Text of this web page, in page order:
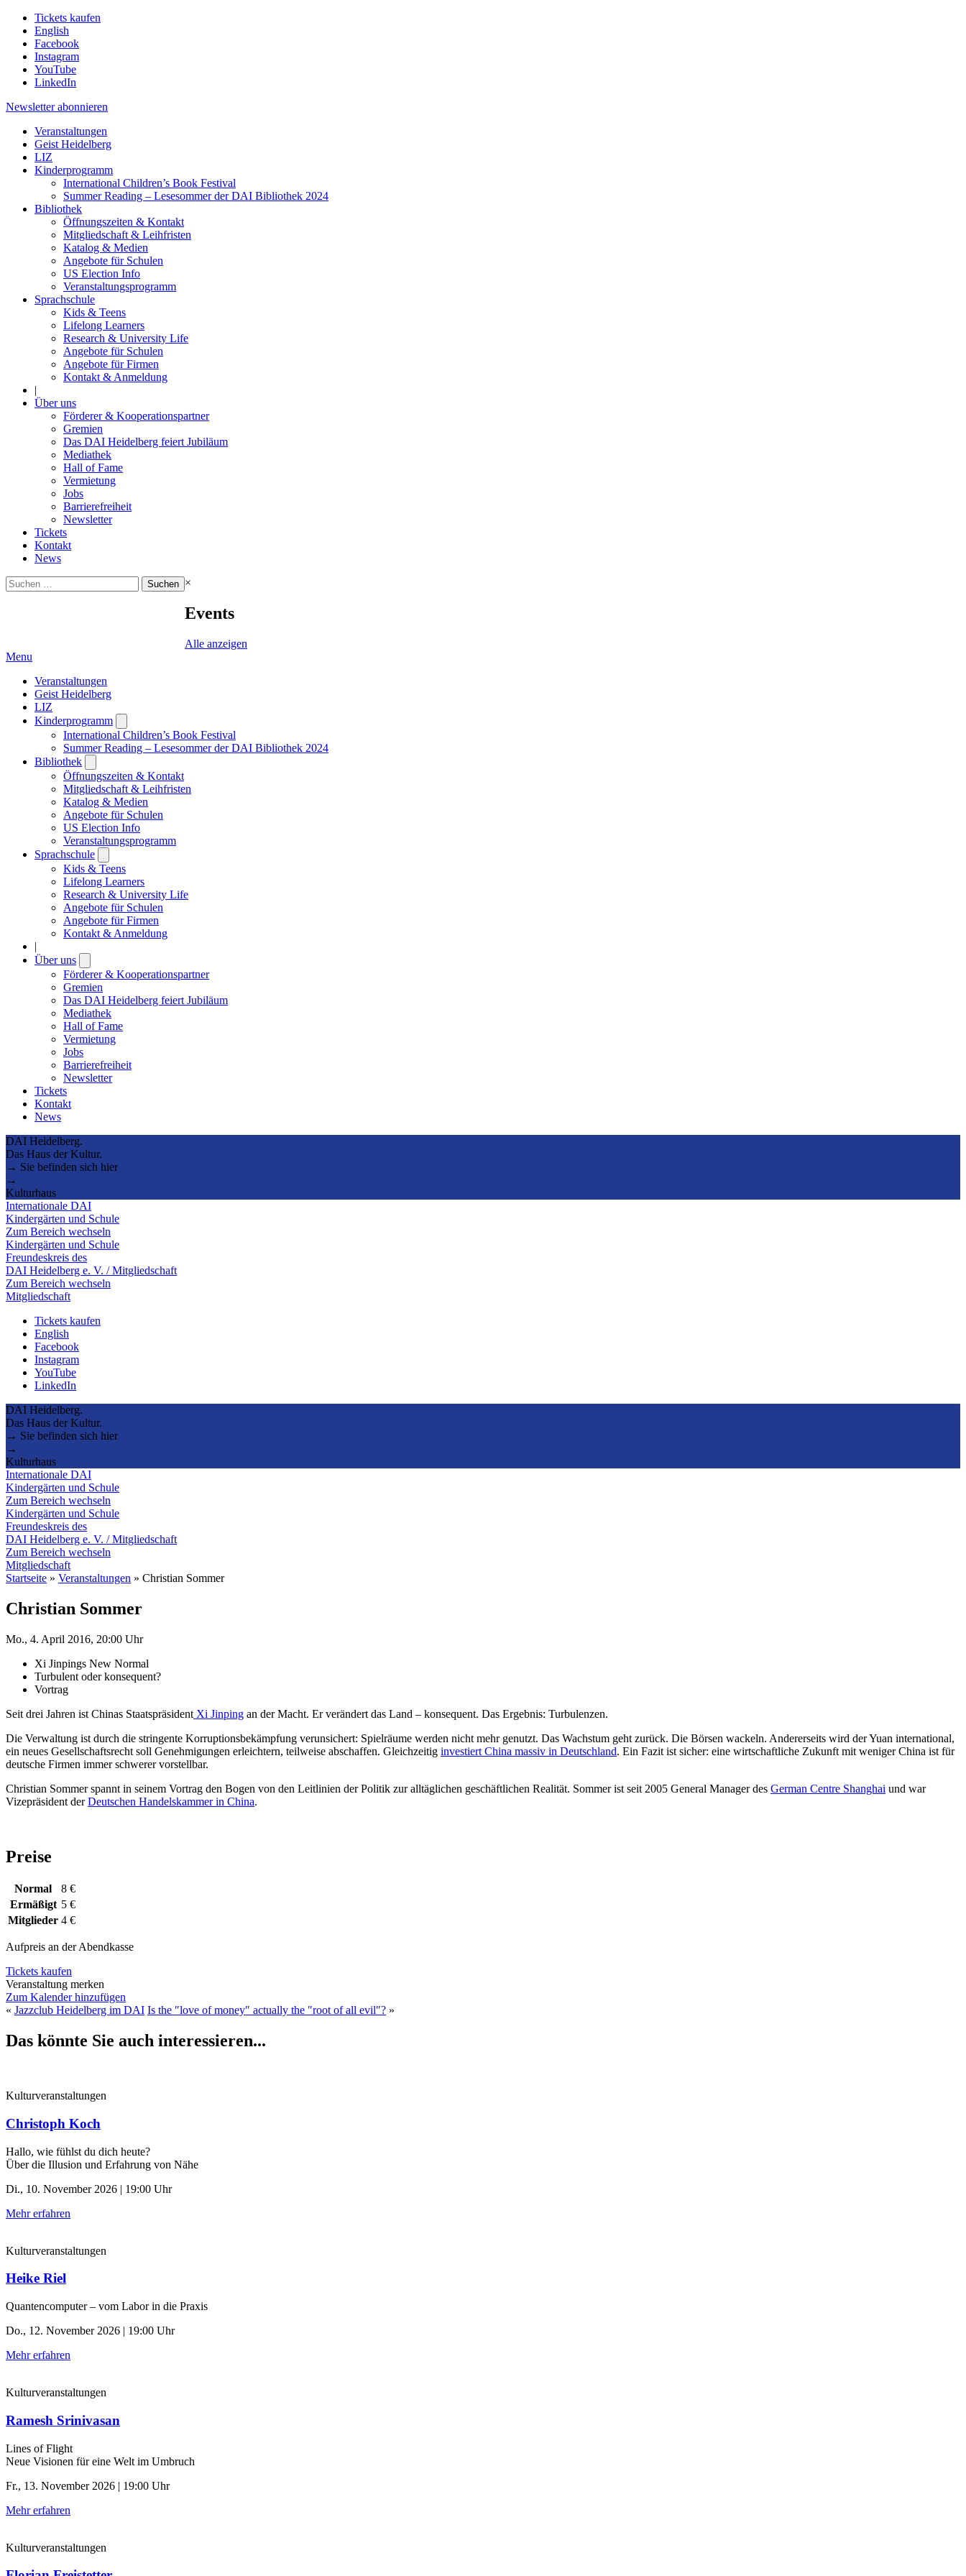
Tickets kaufen
English
Facebook
Instagram
YouTube
LinkedIn
Newsletter abonnieren
Veranstaltungen
Geist Heidelberg
LIZ
Kinderprogramm
International Children’s Book Festival
Summer Reading – Lesesommer der DAI Bibliothek 2024
Bibliothek
Öffnungszeiten & Kontakt
Mitgliedschaft & Leihfristen
Katalog & Medien
Angebote für Schulen
US Election Info
Veranstaltungsprogramm
Sprachschule
Kids & Teens
Lifelong Learners
Research & University Life
Angebote für Schulen
Angebote für Firmen
Kontakt & Anmeldung
|
Über uns
Förderer & Kooperationspartner
Gremien
Das DAI Heidelberg feiert Jubiläum
Mediathek
Hall of Fame
Vermietung
Jobs
Barrierefreiheit
Newsletter
Tickets
Kontakt
News
Suchen
nach:
×
Events
Alle anzeigen
Menu
Veranstaltungen
Geist Heidelberg
LIZ
Kinderprogramm
submenu
International Children’s Book Festival
Summer Reading – Lesesommer der DAI Bibliothek 2024
Bibliothek
submenu
Öffnungszeiten & Kontakt
Mitgliedschaft & Leihfristen
Katalog & Medien
Angebote für Schulen
US Election Info
Veranstaltungsprogramm
Sprachschule
submenu
Kids & Teens
Lifelong Learners
Research & University Life
Angebote für Schulen
Angebote für Firmen
Kontakt & Anmeldung
|
Über uns
submenu
Förderer & Kooperationspartner
Gremien
Das DAI Heidelberg feiert Jubiläum
Mediathek
Hall of Fame
Vermietung
Jobs
Barrierefreiheit
Newsletter
Tickets
Kontakt
News
DAI Heidelberg.
Das Haus der Kultur.
→ Sie befinden sich hier
→
Kulturhaus
Internationale DAI
Kindergärten und Schule
Zum Bereich wechseln
Kindergärten und Schule
Freundeskreis des
DAI Heidelberg e. V. / Mitgliedschaft
Zum Bereich wechseln
Mitgliedschaft
Tickets kaufen
English
Facebook
Instagram
YouTube
LinkedIn
DAI Heidelberg.
Das Haus der Kultur.
→ Sie befinden sich hier
→
Kulturhaus
Internationale DAI
Kindergärten und Schule
Zum Bereich wechseln
Kindergärten und Schule
Freundeskreis des
DAI Heidelberg e. V. / Mitgliedschaft
Zum Bereich wechseln
Mitgliedschaft
Startseite » Veranstaltungen » Christian Sommer
Christian Sommer
Mo., 4. April 2016, 20:00 Uhr
Xi Jinpings New Normal
Turbulent oder konsequent?
Vortrag
Seit drei Jahren ist Chinas Staatspräsident Xi Jinping an der Macht. Er verändert das Land – konsequent. Das Ergebnis: Turbulenzen.
Die Verwaltung ist durch die stringente Korruptionsbekämpfung verunsichert: Spielräume werden nicht mehr genutzt. Das Wachstum geht zurück. Die Börsen wackeln. Andererseits wird der Yuan international,
ein neues Gesellschaftsrecht soll Genehmigungen erleichtern, teilweise abschaffen. Gleichzeitig investiert China massiv in Deutschland. Ein Fazit ist sicher: eine wirtschaftliche Zukunft mit weniger China ist für
deutsche Firmen immer schwerer vorstellbar.
Christian Sommer spannt in seinem Vortrag den Bogen von den Leitlinien der Politik zur alltäglichen geschäftlichen Realität. Sommer ist seit 2005 General Manager des German Centre Shanghai und war
Vizepräsident derDeutschen Handelskammer in China.
Preise
Normal
8 €
Ermäßigt 5 €
Mitglieder 4 €
Aufpreis an der Abendkasse
Tickets kaufen
Veranstaltung merken
Zum Kalender hinzufügen
« Jazzclub Heidelberg im DAI Is the ″love of money″ actually the ″root of all evil″? »
Das könnte Sie auch interessieren...
Kulturveranstaltungen
Christoph Koch
Hallo, wie fühlst du dich heute?
Über die Illusion und Erfahrung von Nähe
Di., 10. November 2026 | 19:00 Uhr
Mehr erfahren
Kulturveranstaltungen
Heike Riel
Quantencomputer – vom Labor in die Praxis
Do., 12. November 2026 | 19:00 Uhr
Mehr erfahren
Kulturveranstaltungen
Ramesh Srinivasan
Lines of Flight
Neue Visionen für eine Welt im Umbruch
Fr., 13. November 2026 | 19:00 Uhr
Mehr erfahren
Kulturveranstaltungen